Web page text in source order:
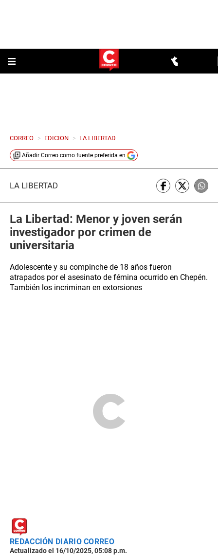
CORREO > EDICION > LA LIBERTAD
Añadir Correo como fuente preferida en
LA LIBERTAD
La Libertad: Menor y joven serán
investigador por crimen de
universitaria
Adolescente y su compinche de 18 años fueron
atrapados por el asesinato de fémina ocurrido en Chepén.
También los incriminan en extorsiones
REDACCIÓN DIARIO CORREO
Actualizado el 16/10/2025, 05:08 p.m.